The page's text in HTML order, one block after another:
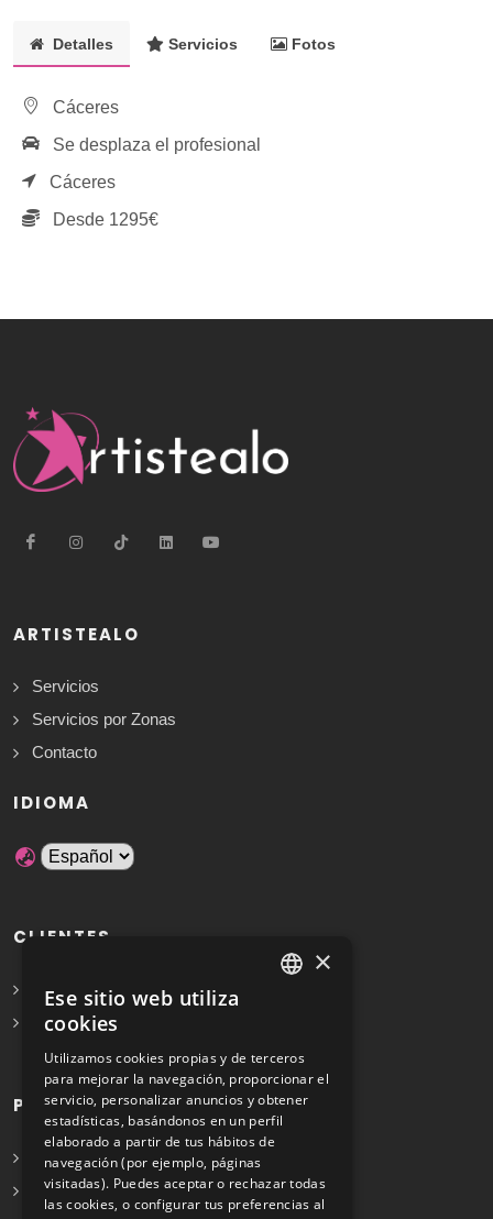
Detalles Servicios Fotos
Cáceres
Se desplaza el profesional
Cáceres
Desde 1295€
ARTISTEALO
Servicios
Servicios por Zonas
Contacto
IDIOMA
CLIENTES
Solicita Presupuesto Gratis
Preguntas frecuentes
PROFESIONALES
Info para profesionales
Registrarse
×
Ese sitio web utiliza
cookies
Utilizamos cookies propias y de terceros
para mejorar la navegación, proporcionar el
servicio, personalizar anuncios y obtener
estadísticas, basándonos en un perfil
elaborado a partir de tus hábitos de
navegación (por ejemplo, páginas
visitadas). Puedes aceptar o rechazar todas
las cookies, o configurar tus preferencias al